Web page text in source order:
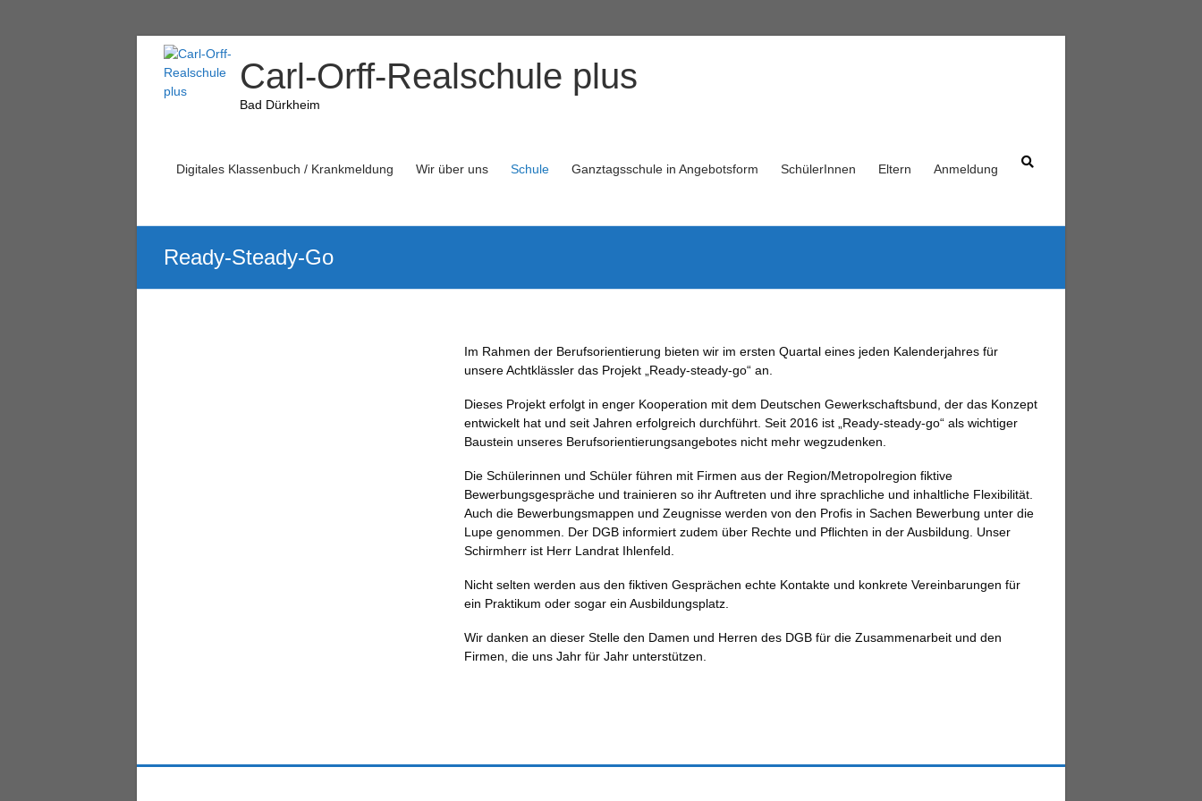
Carl-Orff-Realschule plus
Bad Dürkheim
Digitales Klassenbuch / Krankmeldung Wir über uns Schule Ganztagsschule in Angebotsform SchülerInnen Eltern Anmeldung
Ready-Steady-Go
Im Rahmen der Berufsorientierung bieten wir im ersten Quartal eines jeden Kalenderjahres für
unsere Achtklässler das Projekt „Ready-steady-go“ an.
Dieses Projekt erfolgt in enger Kooperation mit dem Deutschen Gewerkschaftsbund, der das Konzept
entwickelt hat und seit Jahren erfolgreich durchführt. Seit 2016 ist „Ready-steady-go“ als wichtiger
Baustein unseres Berufsorientierungsangebotes nicht mehr wegzudenken.
Die Schülerinnen und Schüler führen mit Firmen aus der Region/Metropolregion fiktive
Bewerbungsgespräche und trainieren so ihr Auftreten und ihre sprachliche und inhaltliche Flexibilität.
Auch die Bewerbungsmappen und Zeugnisse werden von den Profis in Sachen Bewerbung unter die
Lupe genommen. Der DGB informiert zudem über Rechte und Pflichten in der Ausbildung. Unser
Schirmherr ist Herr Landrat Ihlenfeld.
Nicht selten werden aus den fiktiven Gesprächen echte Kontakte und konkrete Vereinbarungen für
ein Praktikum oder sogar ein Ausbildungsplatz.
Wir danken an dieser Stelle den Damen und Herren des DGB für die Zusammenarbeit und den
Firmen, die uns Jahr für Jahr unterstützen.